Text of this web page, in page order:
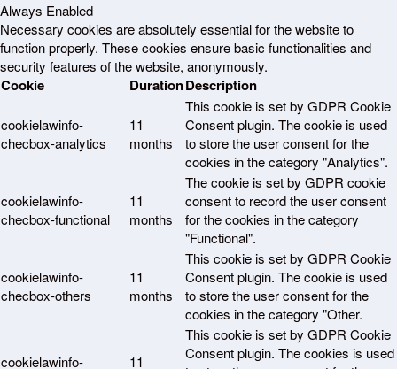
Always Enabled
Necessary cookies are absolutely essential for the website to
function properly. These cookies ensure basic functionalities and
security features of the website, anonymously.
Cookie DurationDescription
cookielawinfo-
checbox-analytics
11
months
This cookie is set by GDPR Cookie
Consent plugin. The cookie is used
to store the user consent for the
cookies in the category "Analytics".
cookielawinfo-
checbox-functional
11
months
The cookie is set by GDPR cookie
consent to record the user consent
for the cookies in the category
"Functional".
cookielawinfo-
checbox-others
11
months
This cookie is set by GDPR Cookie
Consent plugin. The cookie is used
to store the user consent for the
cookies in the category "Other.
cookielawinfo-
11
This cookie is set by GDPR Cookie
Consent plugin. The cookies is used